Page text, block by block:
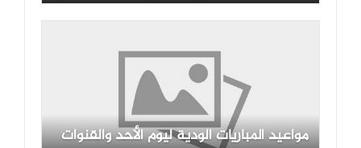
مواعيد المباريات الودية ليوم الأحد والقنوات